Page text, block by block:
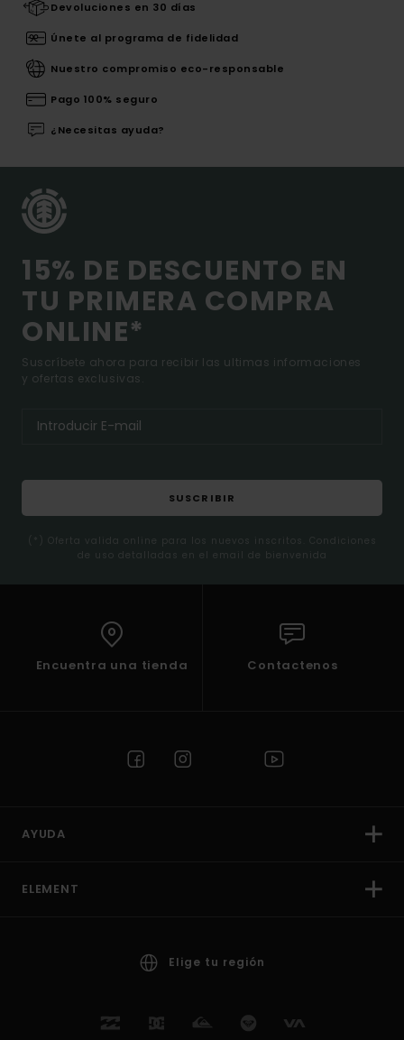
Devoluciones en 30 días
Únete al programa de fidelidad
Nuestro compromiso eco-responsable
Pago 100% seguro
¿Necesitas ayuda?
15% DE DESCUENTO EN
TU PRIMERA COMPRA
ONLINE*
Suscríbete ahora para recibir las ultimas informaciones
y ofertas exclusivas.
SUSCRIBIR
(*) Oferta valida online para los nuevos inscritos. Condiciones
de uso detalladas en el email de bienvenida
Encuentra una tienda Contactenos
AYUDA
ELEMENT
Elige tu región